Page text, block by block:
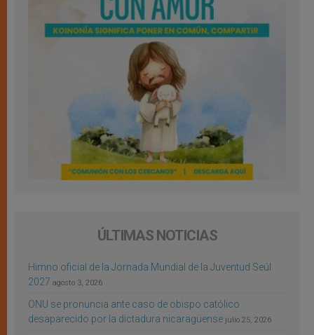
ÚLTIMAS NOTICIAS
Himno oficial de la Jornada Mundial de la Juventud Seúl
2027 agosto 3, 2026
ONU se pronuncia ante caso de obispo católico
desaparecido por la dictadura nicaragüense julio 25, 2026